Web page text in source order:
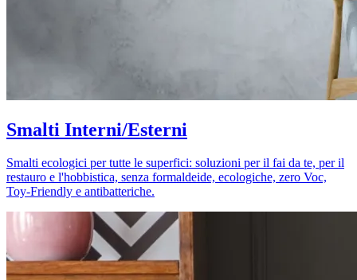
Smalti Interni/Esterni
Smalti ecologici per tutte le superfici: soluzioni per il fai da te, per il
restauro e l'hobbistica, senza formaldeide, ecologiche, zero Voc,
Toy-Friendly e antibatteriche.